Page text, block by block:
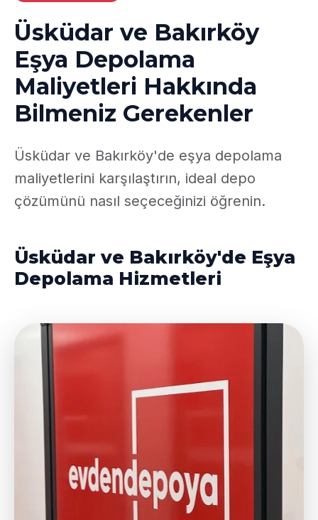
Üsküdar ve Bakırköy
Eşya Depolama
Maliyetleri Hakkında
Bilmeniz Gerekenler
Üsküdar ve Bakırköy'de eşya depolama
maliyetlerini karşılaştırın, ideal depo
çözümünü nasıl seçeceğinizi öğrenin.
Üsküdar ve Bakırköy'de Eşya
Depolama Hizmetleri